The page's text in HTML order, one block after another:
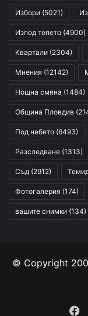
Избори (5021)
Изпод тепето (4900)
Квартали (2304)
Мнения (12142)
Нощна смяна (1484)
Община Пловдив
Под небето (6493)
Разследване (1313)
Съд (2912)
Фотогалерия (174)
вашите снимки (134)
© Copyright